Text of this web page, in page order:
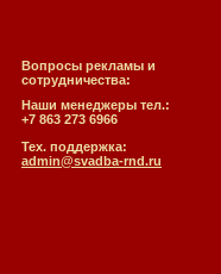
Вопросы рекламы и
сотрудничества:
Наши менеджеры тел.:
+7 863 273 6966
Тех. поддержка:
admin@svadba-rnd.ru